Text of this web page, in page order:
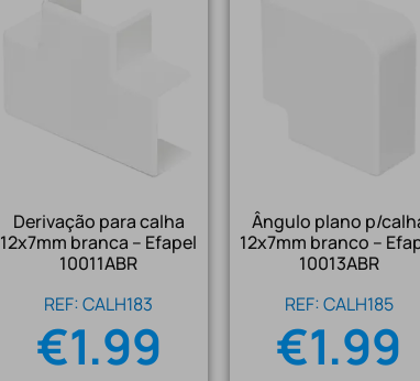
Derivação para calha
12x7mm branca – Efapel
10011ABR
REF: CALH183
€1.99
Ângulo plano p/
12x7mm branco –
10013ABR
REF: CALH185
€1.99